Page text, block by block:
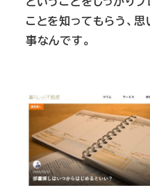
ことを知ってもらう、
事なんです。